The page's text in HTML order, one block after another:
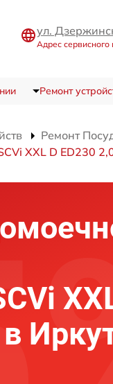
ул.
Адрес сервисного
Ремонт
Ремонт
XXL D ED230